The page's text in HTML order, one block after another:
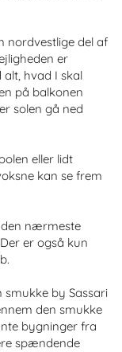
nordvestlige del af
er
hvad I skal
på balkonen
solen gå ned
eller lidt
kan se frem
den nærmeste
er også kun
smukke by Sassari
den smukke
bygninger fra
spændende